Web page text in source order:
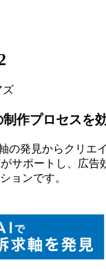
ズ
作プロセスを
の発見からクリエ
サポートし、広告
ョンです。